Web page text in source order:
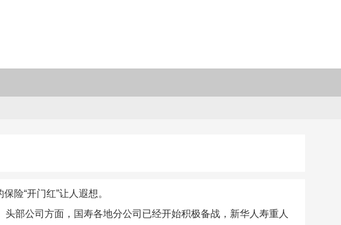
险“开门红”让人遐想。
部公司方面，国寿各地分公司已经开始积极备战，新华人寿重人